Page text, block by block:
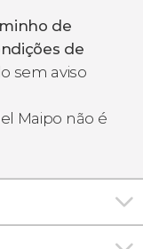
de
de
sem aviso
Maipo não é